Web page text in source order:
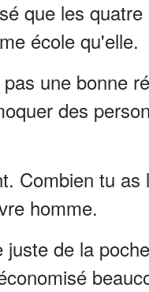
que les
école qu'elle.
une bonne
des
Combien tu as
homme.
de la